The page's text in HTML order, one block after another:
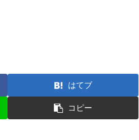
はてブ
コピー